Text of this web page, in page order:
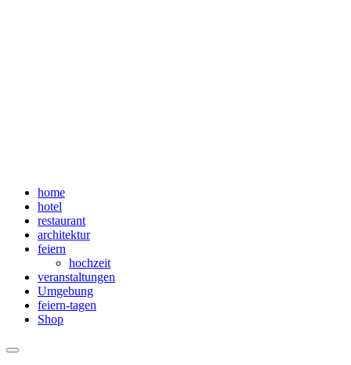
home
hotel
restaurant
architektur
feiern
hochzeit
veranstaltungen
Umgebung
feiern-tagen
Shop
Menü